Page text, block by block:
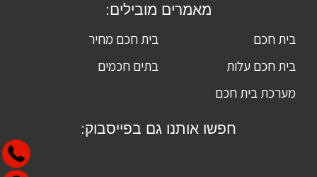
מאמרים מובילים:
בית חכם
בית חכם מחיר
בית חכם עלות
בתים חכמים
מערכת בית חכם
חפשו אותנו גם בפייסבוק: